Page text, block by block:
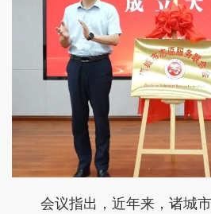
会议指出，近年来，诸城